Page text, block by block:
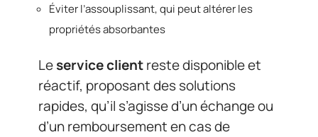
Éviter l’assouplissant, qui peut altérer les
propriétés absorbantes
Leservice clientreste disponible et
réactif, proposant des solutions
rapides, qu’il s’agisse d’un échange ou
d’un remboursement en cas de